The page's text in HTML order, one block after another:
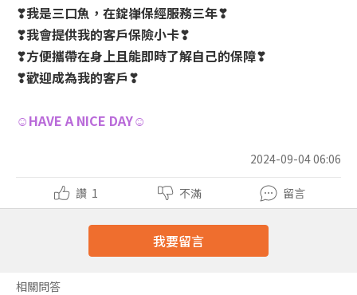
❣我是三口魚，在錠嵂保經服務三年❣
❣我會提供我的客戶保險小卡❣
❣方便攜帶在身上且能即時了解自己的保障❣
❣歡迎成為我的客戶❣
☺HAVE A NICE DAY☺
2024-09-04 06:06
讚 1 不滿 留言
我要留言
相關問答